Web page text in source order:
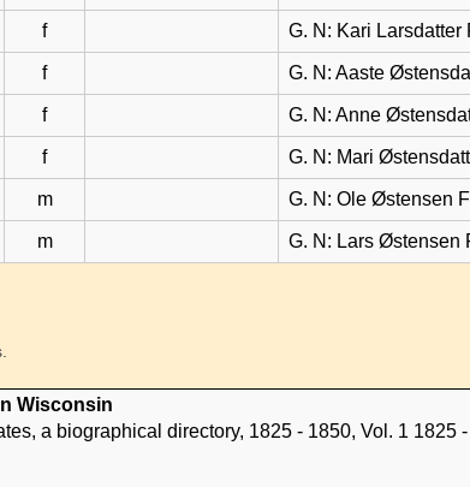
f G. N: Kari Larsdatter
f G. N: Aaste
f G. N: Anne
f G. N: Mari
m G. N: Ole Østensen
m G. N: Lars Østensen
Wisconsin
a biographical directory, 1825 - 1850, Vol. 1 1825